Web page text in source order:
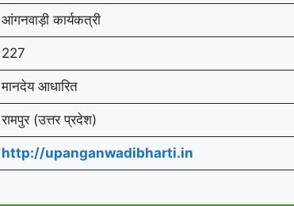
आंगनवाड़ी कार्यकत्री
227
मानदेय आधारित
रामपुर (उत्तर प्रदेश)
http://upanganwadibharti.in